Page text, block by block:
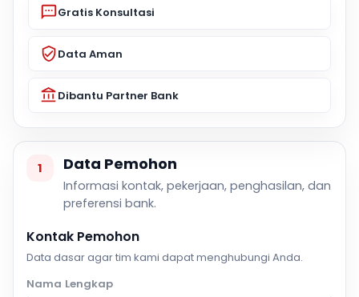
Gratis Konsultasi
Data Aman
Dibantu Partner Bank
1 Data Pemohon
Informasi kontak, pekerjaan, penghasilan, dan
preferensi bank.
Kontak Pemohon
Data dasar agar tim kami dapat menghubungi Anda.
Nama Lengkap